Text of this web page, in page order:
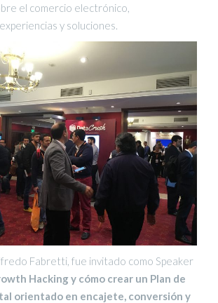
el comercio electrónico,
y soluciones.
Fabretti, fue invitado como Speaker
Hacking y cómo crear un Plan de
orientado en encajete, conversión y